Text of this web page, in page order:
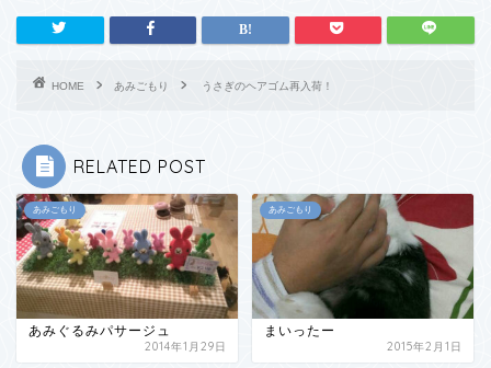
HOME あみごもり うさぎのヘアゴム再入荷！
RELATED POST
あみごもり
あみぐるみパサージュ
2014年1月29日
あみごもり
まいったー
2015年2月1日